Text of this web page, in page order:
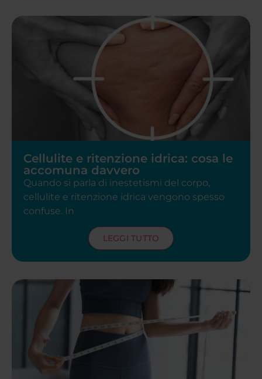
Cellulite e ritenzione idrica: cosa le
accomuna davvero
Quando si parla di inestetismi del corpo,
cellulite e ritenzione idrica vengono spesso
confuse. In
LEGGI TUTTO